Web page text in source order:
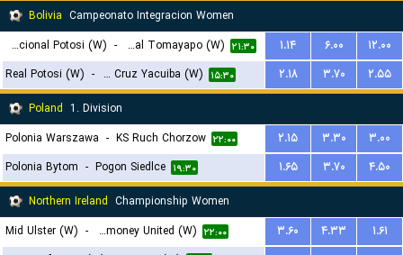
Bolivia Campeonato Integracion Women
Nacional Potosi (W)
- Real Tomayapo (W) ۲۱:۳۰ ۱.۱۴ ۶.۰۰
۱۲.۰۰
Real Potosi (W) - Real Santa Cruz Yacuiba (W) ۱۵:۳۰ ۲.۱۸ ۳.۷۰
۲.۵۵
Poland 1. Division
Polonia Warszawa - KS Ruch Chorzow ۲۲:۰۰ ۲.۱۵ ۳.۳۰
۳.۰۰
Polonia Bytom - Pogon Siedlce ۱۹:۳۰ ۱.۶۵ ۳.۷۰
۴.۵۰
Northern Ireland Championship Women
Mid Ulster (W) - Ballymoney United (W) ۲۲:۰۰ ۳.۶۰ ۴.۳۳
۱.۶۱